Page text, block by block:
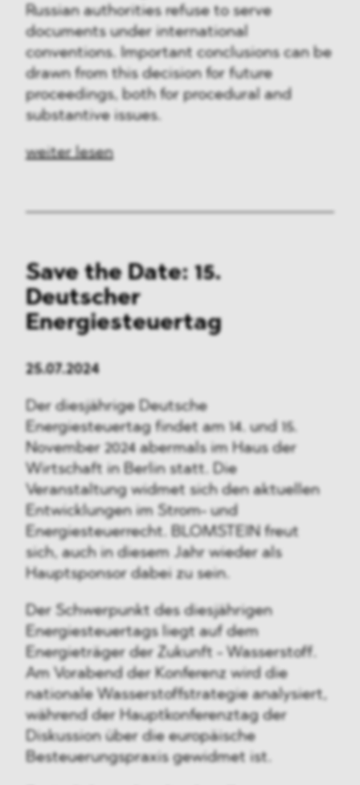
Russian authorities refuse to serve
documents under international
conventions. Important conclusions can be
drawn from this decision for future
proceedings, both for procedural and
substantive issues.
weiter lesen
Save the Date: 15.
Deutscher
Energiesteuertag
25.07.2024
Der diesjährige Deutsche
Energiesteuertag findet am 14. und 15.
November 2024 abermals im Haus der
Wirtschaft in Berlin statt. Die
Veranstaltung widmet sich den aktuellen
Entwicklungen im Strom- und
Energiesteuerrecht. BLOMSTEIN freut
sich, auch in diesem Jahr wieder als
Hauptsponsor dabei zu sein.
Der Schwerpunkt des diesjährigen
Energiesteuertags liegt auf dem
Energieträger der Zukunft - Wasserstoff.
Am Vorabend der Konferenz wird die
nationale Wasserstoffstrategie analysiert,
während der Hauptkonferenztag der
Diskussion über die europäische
Besteuerungspraxis gewidmet ist.